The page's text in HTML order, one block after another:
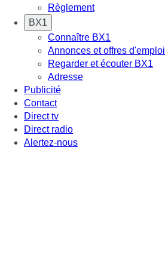
Règlement
BX1
Connaître BX1
Annonces et offres d'emploi
Regarder et écouter BX1
Adresse
Publicité
Contact
Direct tv
Direct radio
Alertez-nous